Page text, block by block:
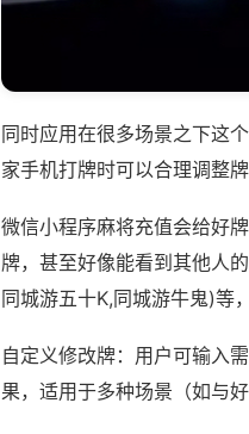
同时应用在很多场景之下这
家手机打牌时可以合理调整
微信小程序麻将充值会给好
牌，甚至好像能看到其他人
同城游五十K,同城游牛鬼)等
自定义修改牌：用户可输入
果，适用于多种场景（如与